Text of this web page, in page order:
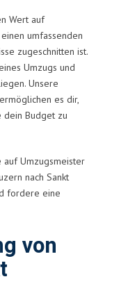
Wert auf
umfassenden
zugeschnitten ist.
Umzugs und
Unsere
es dir,
dein Budget zu
auf Umzugsmeister
nach Sankt
fordere eine
von